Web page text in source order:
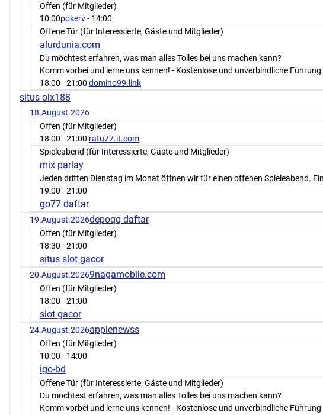
Offen (für Mitglieder)
10:00pokerv- 14:00
Offene Tür (für Interessierte, Gäste und Mitglieder)
alurdunia.com
Du möchtest erfahren, was man alles Tolles bei uns machen kann?
Komm vorbei und lerne uns kennen! - Kostenlose und unverbindliche
18:00 - 21:00 domino99.link
situs olx188
18.August.2026
Offen (für Mitglieder)
18:00 - 21:00 ratu77.it.com
Spieleabend (für Interessierte, Gäste und Mitglieder)
mix parlay
Jeden dritten Dienstag im Monat öffnen wir für einen offenen Spieleabend.
19:00 - 21:00
go77 daftar
19.August.2026depoqq daftar
Offen (für Mitglieder)
18:30 - 21:00
situs slot gacor
20.August.20269nagamobile.com
Offen (für Mitglieder)
18:00 - 21:00
slot gacor
24.August.2026applenewss
Offen (für Mitglieder)
10:00 - 14:00
igo-bd
Offene Tür (für Interessierte, Gäste und Mitglieder)
Du möchtest erfahren, was man alles Tolles bei uns machen kann?
Komm vorbei und lerne uns kennen! - Kostenlose und unverbindliche